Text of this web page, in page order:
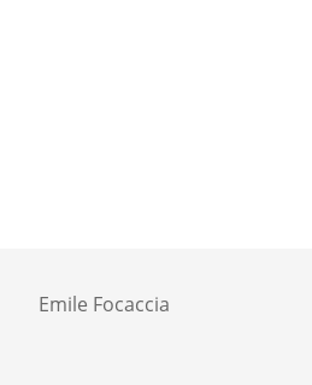
Emile Focaccia